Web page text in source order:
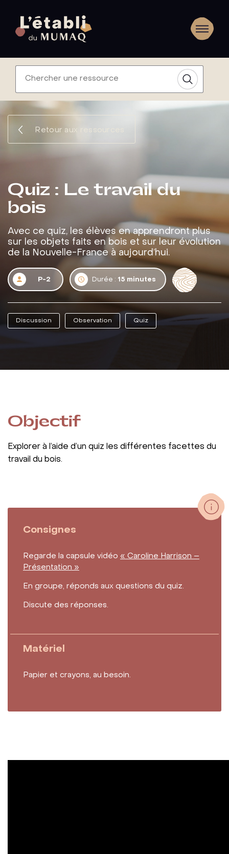
Retour aux ressources
Quiz : Le travail du
bois
Avec ce quiz, les élèves en apprendront plus
sur les objets faits en bois et sur leur évolution
de la Nouvelle-France à aujourd’hui.
P-2 Durée : 15 minutes
Discussion Observation Quiz
Objectif
Explorer à l’aide d’un quiz les différentes facettes du
travail du bois.
Consignes
Regarde la capsule vidéo « Caroline Harrison –
Présentation »
En groupe, réponds aux questions du quiz.
Discute des réponses.
Matériel
Papier et crayons, au besoin.